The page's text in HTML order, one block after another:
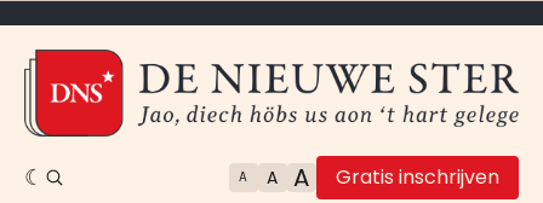
A A A Gratis inschrijven